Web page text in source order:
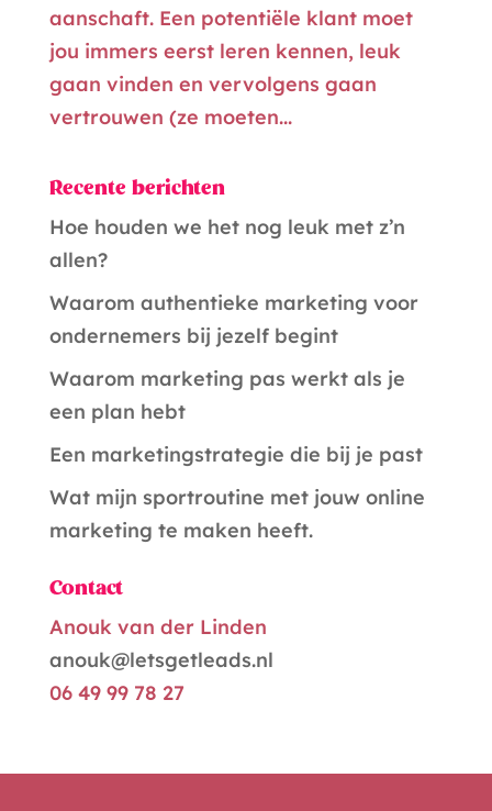
aanschaft. Een potentiële klant moet
jou immers eerst leren kennen, leuk
gaan vinden en vervolgens gaan
vertrouwen (ze moeten...
Recente berichten
Hoe houden we het nog leuk met z’n
allen?
Waarom authentieke marketing voor
ondernemers bij jezelf begint
Waarom marketing pas werkt als je
een plan hebt
Een marketingstrategie die bij je past
Wat mijn sportroutine met jouw online
marketing te maken heeft.
Contact
Anouk van der Linden
anouk@letsgetleads.nl
06 49 99 78 27